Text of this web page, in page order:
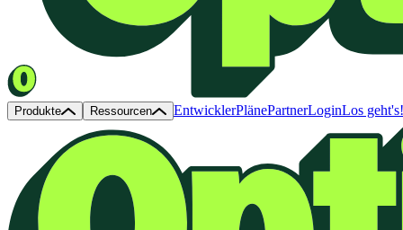
Produkte Ressourcen EntwicklerPlänePartnerLoginLos geht's!